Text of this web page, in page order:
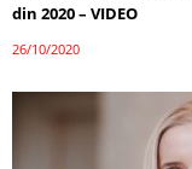
din 2020 – VIDEO
26/10/2020